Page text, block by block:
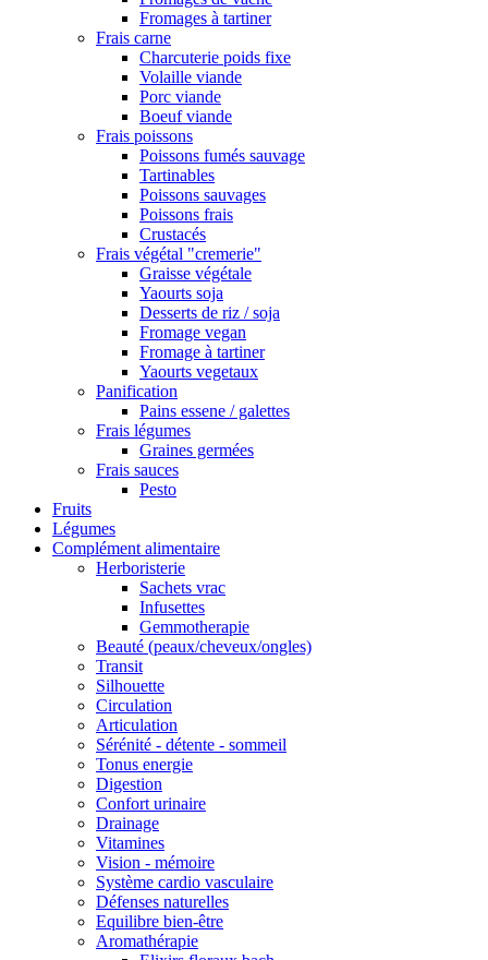
Fromages à tartiner
Frais carne
Charcuterie poids fixe
Volaille viande
Porc viande
Boeuf viande
Frais poissons
Poissons fumés sauvage
Tartinables
Poissons sauvages
Poissons frais
Crustacés
Frais végétal "cremerie"
Graisse végétale
Yaourts soja
Desserts de riz / soja
Fromage vegan
Fromage à tartiner
Yaourts vegetaux
Panification
Pains essene / galettes
Frais légumes
Graines germées
Frais sauces
Pesto
Fruits
Légumes
Complément alimentaire
Herboristerie
Sachets vrac
Infusettes
Gemmotherapie
Beauté (peaux/cheveux/ongles)
Transit
Silhouette
Circulation
Articulation
Sérénité - détente - sommeil
Tonus energie
Digestion
Confort urinaire
Drainage
Vitamines
Vision - mémoire
Système cardio vasculaire
Défenses naturelles
Equilibre bien-être
Aromathérapie